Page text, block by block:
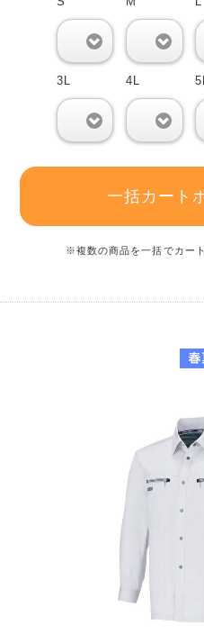
3L 4L 5L
一括カート
※複数の商品を一括でカー